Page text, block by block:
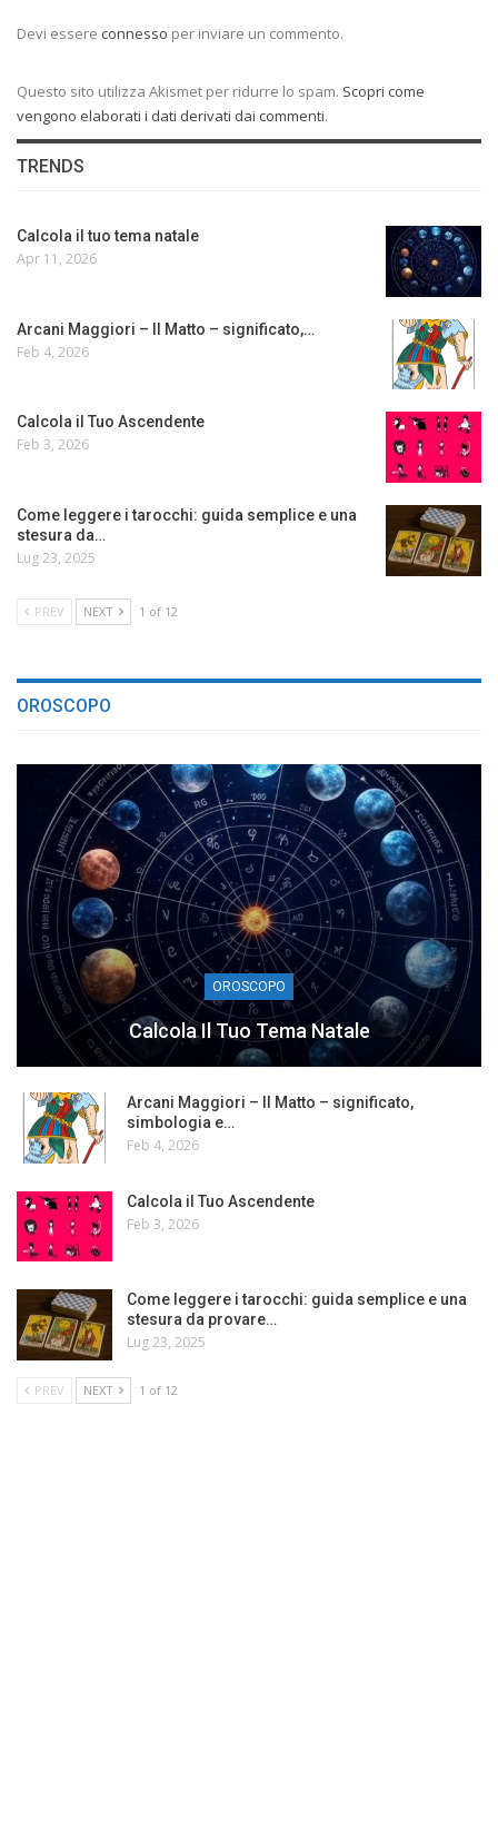
Devi essere connesso per inviare un commento.
Questo sito utilizza Akismet per ridurre lo spam. Scopri come
vengono elaborati i dati derivati dai commenti.
TRENDS
Calcola il tuo tema natale
Apr 11, 2026
Arcani Maggiori – Il Matto – significato,…
Feb 4, 2026
Calcola il Tuo Ascendente
Feb 3, 2026
Come leggere i tarocchi: guida semplice e una
stesura da…
Lug 23, 2025
PREV NEXT 1 of 12
OROSCOPO
OROSCOPO
Calcola Il Tuo Tema Natale
Arcani Maggiori – Il Matto – significato,
simbologia e…
Feb 4, 2026
Calcola il Tuo Ascendente
Feb 3, 2026
Come leggere i tarocchi: guida semplice e una
stesura da provare…
Lug 23, 2025
PREV NEXT 1 of 12